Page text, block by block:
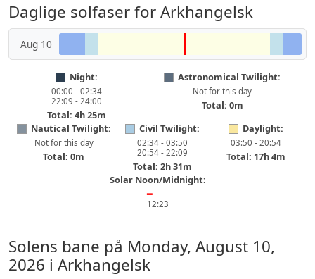
Daglige solfaser for Arkhangelsk
Aug 10
Night:
00:00 - 02:34
22:09 - 24:00
Total: 4h 25m
Astronomical Twilight:
Not for this day
Total: 0m
Nautical Twilight:
Not for this day
Total: 0m
Civil Twilight:
02:34 - 03:50
20:54 - 22:09
Total: 2h 31m
Daylight:
03:50 - 20:54
Total: 17h 4m
Solar Noon/Midnight:
━
12:23
Solens bane på Monday, August 10,
2026 i Arkhangelsk